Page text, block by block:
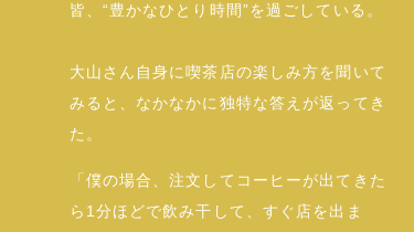
皆、“豊かなひとり時間”を過ごしている。
大山さん自身に喫茶店の楽しみ方を聞いて
みると、なかなかに独特な答えが返ってき
た。
「僕の場合、注文してコーヒーが出てきた
ら1分ほどで飲み干して、すぐ店を出ま